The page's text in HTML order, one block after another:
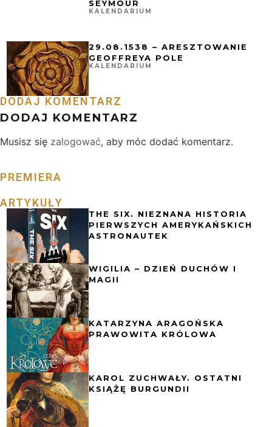
SEYMOUR
KALENDARIUM
29.08.1538 – ARESZTOWANIE
GEOFFREYA POLE
KALENDARIUM
DODAJ KOMENTARZ
DODAJ KOMENTARZ
Musisz się zalogować, aby móc dodać komentarz.
PREMIERA
ARTYKUŁY
THE SIX. NIEZNANA HISTORIA
PIERWSZYCH AMERYKAŃSKICH
ASTRONAUTEK
WIGILIA – DZIEŃ DUCHÓW I
MAGII
KATARZYNA ARAGOŃSKA
PRAWOWITA KRÓLOWA
KAROL ZUCHWAŁY. OSTATNI
KSIĄŻĘ BURGUNDII